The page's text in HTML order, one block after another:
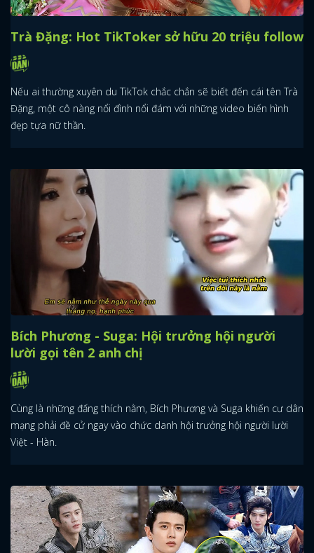
Trà Đặng: Hot TikToker sở hữu 20 triệu follow
Nếu ai thường xuyên du TikTok chắc chắn sẽ biết đến cái tên Trà
Đặng, một cô nàng nổi đình nổi đám với những video biến hình
đẹp tựa nữ thần.
Bích Phương - Suga: Hội trưởng hội người
lười gọi tên 2 anh chị
Cùng là những đấng thích nằm, Bích Phương và Suga khiến cư dân
mạng phải đề cử ngay vào chức danh hội trưởng hội người lười
Việt - Hàn.